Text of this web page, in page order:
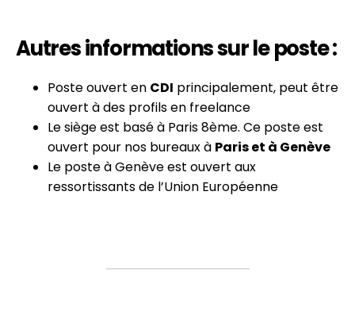
Autres informations sur le poste :
Poste ouvert en CDI principalement, peut être
ouvert à des profils en freelance
Le siège est basé à Paris 8ème. Ce poste est
ouvert pour nos bureaux à Paris et à Genève
Le poste à Genève est ouvert aux
ressortissants de l’Union Européenne